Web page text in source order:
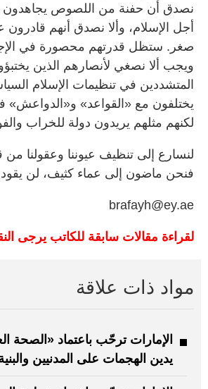
نصدق أن حفنة من اللصوص
أجل الإسلام، وألا نصدق أنهم
صغر. ستظل قدرتهم محصورة في
ويجب ألا نصغي لأنصارهم الذين
المتشددين في تنظيمات الإسلام
يختلفون مع «القواعد» و«الدواعش»
لكنهم مثلهم يريدون دولة للخراب
لنسارع إلى تنظيف عيوننا وعقولنا من
فنحن ماضون إلى عماء كثيف، لن
brafayh@ey.ae
لقراءة مقالات سابقة للكاتب يرجى
مواد ذات علاقة
الإمارات ترحّب باعتماد «الصحة
يدين الهجمات على المدنيين